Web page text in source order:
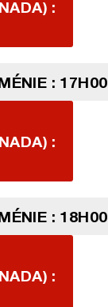
:
: 17H00
:
: 18H00
: